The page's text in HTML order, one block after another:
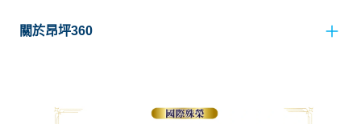
關於昂坪360